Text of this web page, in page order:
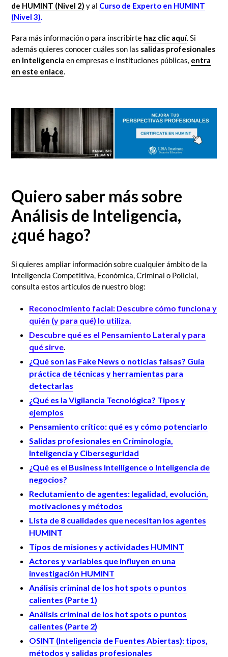
de HUMINT (Nivel 2) y al Curso de Experto en HUMINT
(Nivel 3).
Para más información o para inscribirte haz clic aquí. Si
además quieres conocer cuáles son las salidas profesionales
en Inteligencia en empresas e instituciones públicas, entra
en este enlace.
Quiero saber más sobre
Análisis de Inteligencia,
¿qué hago?
Si quieres ampliar información sobre cualquier ámbito de la
Inteligencia Competitiva, Económica, Criminal o Policial,
consulta estos artículos de nuestro blog:
Reconocimiento facial: Descubre cómo funciona y
quién (y para qué) lo utiliza.
Descubre qué es el Pensamiento Lateral y para
qué sirve
¿Qué son las Fake News o noticias falsas? Guía
práctica de técnicas y herramientas para
detectarlas
¿Qué es la Vigilancia Tecnológica? Tipos y
ejemplos
Pensamiento crítico: qué es y cómo potenciarlo
Salidas profesionales en Criminología,
Inteligencia y Ciberseguridad
¿Qué es el Business Intelligence o Inteligencia de
negocios?
Reclutamiento de agentes: legalidad, evolución,
motivaciones y métodos
Lista de 8 cualidades que necesitan los agentes
HUMINT
Tipos de misiones y actividades HUMINT
Actores y variables que influyen en una
investigación HUMINT
Análisis criminal de los hot spots o puntos
calientes (Parte 1)
Análisis criminal de los hot spots o puntos
calientes (Parte 2)
OSINT (Inteligencia de Fuentes Abiertas): tipos,
métodos y salidas profesionales